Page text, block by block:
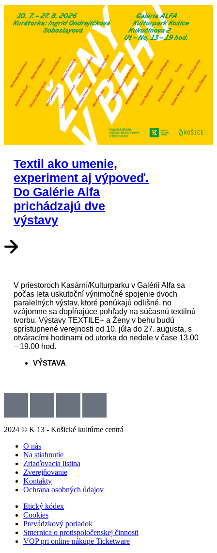
Textil ako umenie,
experiment aj výpoveď.
Do Galérie Alfa
prichádzajú dve
výstavy
V priestoroch Kasární/Kulturparku v Galérii Alfa sa
počas leta uskutoční výnimočné spojenie dvoch
paralelných výstav, ktoré ponúkajú odlišné, no
vzájomne sa dopĺňajúce pohľady na súčasnú textilnú
tvorbu. Výstavy TEXTILE+ a Ženy v behu budú
sprístupnené verejnosti od 10. júla do 27. augusta, s
otváracími hodinami od utorka do nedele v čase 13.00
– 19.00 hod.
VÝSTAVA
2024 © K 13 - Košické kultúrne centrá
O nás
Na stiahnutie
Zriaďovacia listina
Zverejňovanie
Kontakty
Ochrana osobných údajov
Etický kódex
Cookies
Prevádzkový poriadok
Smernica o protispoločenskej činnosti
VOP pri online nákupe Ticketware